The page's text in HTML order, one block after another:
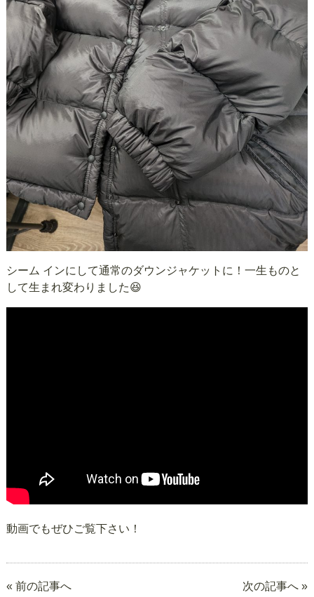
シーム インにして通常のダウンジャケットに！一生ものと
して生まれ変わりました😆
動画でもぜひご覧下さい！
« 前の記事へ 次の記事へ »